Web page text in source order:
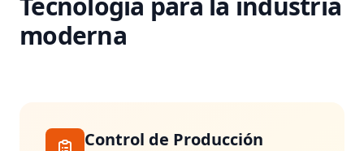
moderna
Control de Producción